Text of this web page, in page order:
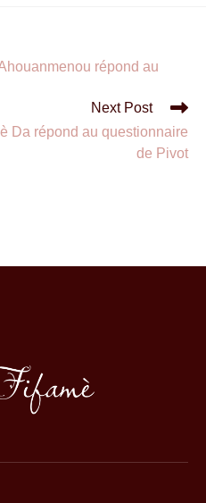
répond au
Next Post
Da répond au questionnaire
de Pivot